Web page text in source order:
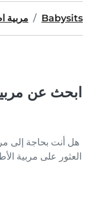
Babysits مربية
العثور على مربية